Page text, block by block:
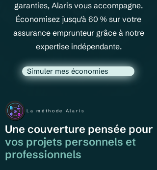
garanties, Alaris vous accompagne.
Économisez jusqu'à 60 % sur votre
assurance emprunteur grâce à notre
expertise indépendante.
Simuler mes économies
La méthode Alaris
Une couverture pensée pour
vos projets personnels et
professionnels